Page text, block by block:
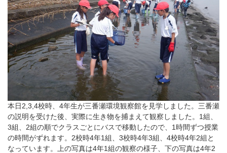
本日2,3,4校時、4年生が三番瀬環境観察館を見学しました。三番瀬
の説明を受けた後、実際に生き物を捕まえて観察しました。1組、
3組、2組の順でクラスごとにバスで移動したので、1時間ずつ授業
の時間がずれます。2校時4年1組、3校時4年3組、4校時4年2組と
なっています。上の写真は4年1組の観察の様子、下の写真は4年2